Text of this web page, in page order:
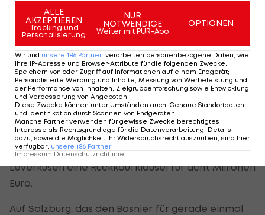
Jetzt dürften auch Klubs aus Italien angeklopft
haben. Laut "Sky"-Reporter Florian Plettenberg
hätten sich Topteams aus derSerie Ain den
vergangenen Tagen vermehrt in Salzburg
gemeldet und sich um einen Winterdeal bemüht.
Gemeinsam mit SportchefMarcus Mann, der erst
kürzlich in einerAnsakonferenz Spezialzu Gast
war, wurde entschieden, dass der Bosnier bis
Sommer in der Mozartstadt bleibt. Dann besitze
Leverkusen eine Rückkaufklausel für acht Millionen
Euro.
Auf Salzburg, das den Bosnier für gerade einmal
ALLE
AKZEPTIEREN
Tracking und
Personalisierung
NUR
NOTWENDIGE
Weiter mit PUR-Abo
OPTIONEN
Wir und unsere 186 Partner verarbeiten personenbezogene Daten, wie
Ihre IP-Adresse und Browser-Attribute für die folgenden Zwecke:
Speichern von oder Zugriff auf Informationen auf einem Endgerät;
Personalisierte Werbung und Inhalte, Messung von Werbeleistung und
der Performance von Inhalten, Zielgruppenforschung sowie Entwicklung
und Verbesserung von Angeboten.
Diese Zwecke können unter Umständen auch: Genaue Standortdaten
und Identifikation durch Scannen von Endgeräten.
Manche Partner verwenden für gewisse Zwecke berechtigtes
Interesse als Rechtsgrundlage für die Datenverarbeitung. Details
dazu, sowie die Möglichkeit Ihr Widerspruchsrecht auszuüben, sind hier
verfügbar: unsere 186 Partner
Impressum Datenschutzrichtlinie